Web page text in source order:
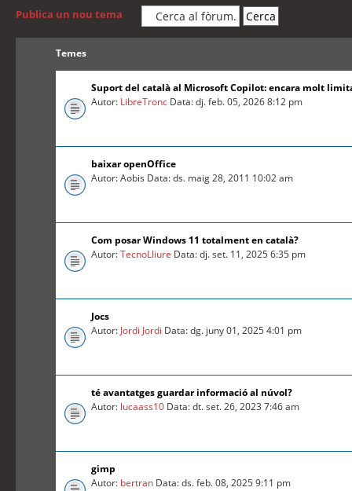
Publica un nou tema
Temes
Suport del català al Microsoft Copilot: encara molt
Autor: LibreTronc Data: dj. feb. 05, 2026 8:12 pm
baixar openOffice
Autor: Aobis Data: ds. maig 28, 2011 10:02 am
Com posar Windows 11 totalment en català?
Autor:TecnoLliure Data: dj. set. 11, 2025 6:35 pm
Jocs
Autor: Jordi Jordi Data: dg. juny 01, 2025 4:01 pm
té avantatges guardar informació al núvol?
Autor: lucaass10 Data: dt. set. 26, 2023 7:46 am
gimp
Autor: bertran Data: ds. feb. 08, 2025 9:11 pm